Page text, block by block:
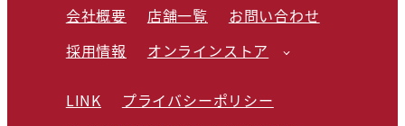
会社概要
店舗一覧
お問い合わせ
採用情報
オンラインストア
LINK
プライバシーポリシー